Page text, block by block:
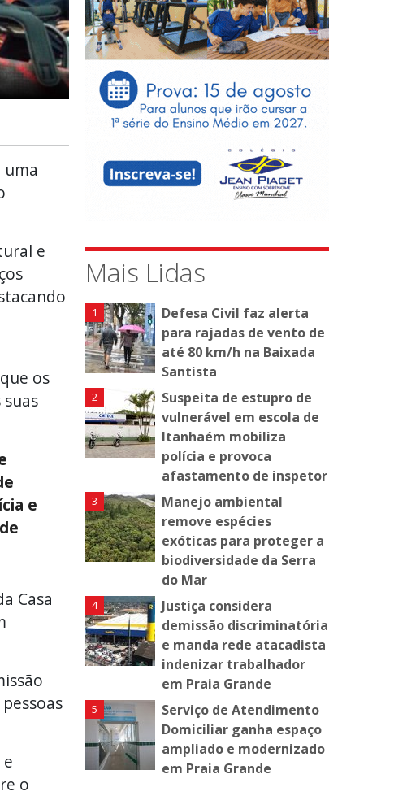
e
os
e
Casa
o
Mais Lidas
Defesa Civil faz alerta
para rajadas de vento de
até 80 km/h na Baixada
Santista
Suspeita de estupro de
vulnerável em escola de
Itanhaém mobiliza
polícia e provoca
afastamento de inspetor
Manejo ambiental
remove espécies
exóticas para proteger a
biodiversidade da Serra
do Mar
Justiça considera
demissão discriminatória
e manda rede atacadista
indenizar trabalhador
em Praia Grande
Serviço de Atendimento
Domiciliar ganha espaço
ampliado e modernizado
em Praia Grande